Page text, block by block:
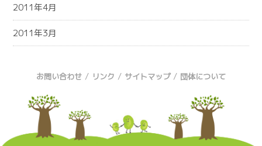
2011年4月
2011年3月
お問い合わせ / リンク / サイトマップ / 団体について